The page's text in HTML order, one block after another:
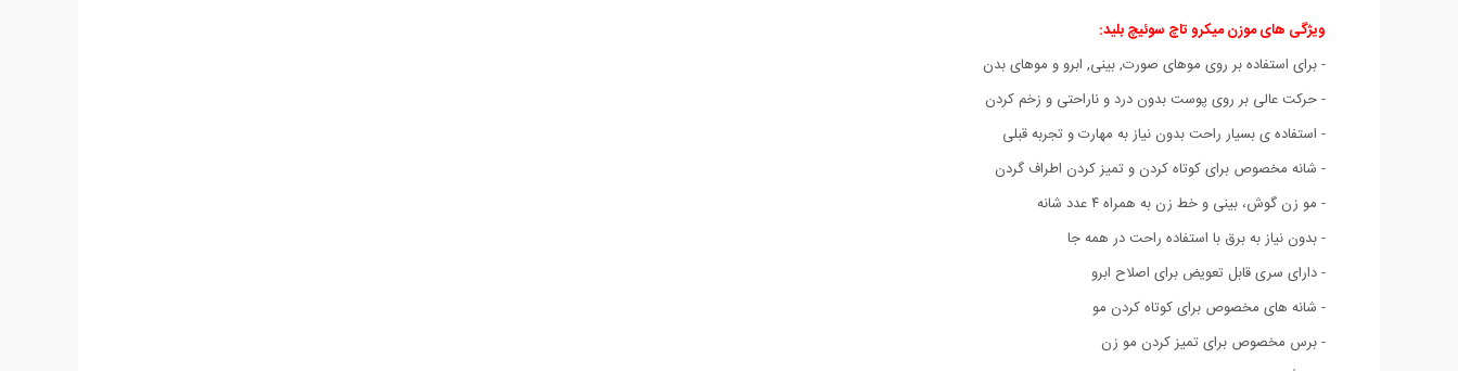
ویژگی هایموزن میکرو تاچ سوئیچ بلید:
- برای استفاده بر روی موهای صورت, بینی, ابرو و موهای بدن
- حرکت عالی بر روی پوست بدون درد و ناراحتی و زخم کردن
- استفاده ی بسیار راحت بدون نیاز به مهارت و تجربه قبلی
- شانه مخصوص برای کوتاه کردن و تمیز کردن اطراف گردن
- مو زن گوش، بینی و خط زن به همراه ۴ عدد شانه
- بدون نیاز به برق با استفاده راحت در همه جا
- دارای سری قابل تعویض برای اصلاح ابرو
- شانه های مخصوص برای کوتاه کردن مو
- برس مخصوص برای تمیز کردن مو زن